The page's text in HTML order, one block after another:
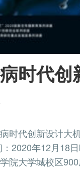
时代创
时代创新设计大
2020年12月18
院大学城校区